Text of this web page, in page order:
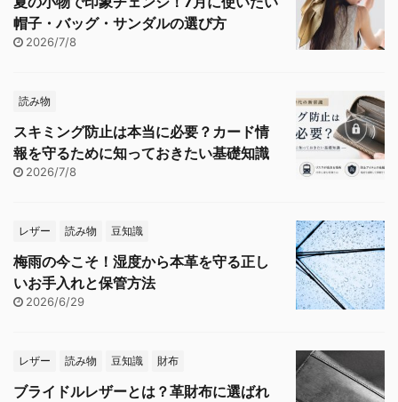
帽子・バッグ・サンダルの選び方
2026/7/8
読み物
スキミング防止は本当に必要？カード情
報を守るために知っておきたい基礎知識
2026/7/8
レザー 読み物 豆知識
梅雨の今こそ！湿度から本革を守る正し
いお手入れと保管方法
2026/6/29
レザー 読み物 豆知識 財布
ブライドルレザーとは？革財布に選ばれ